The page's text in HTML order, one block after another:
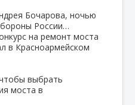
Бочарова, ночью
России…
на ремонт моста
в Красноармейском
выбрать
моста в